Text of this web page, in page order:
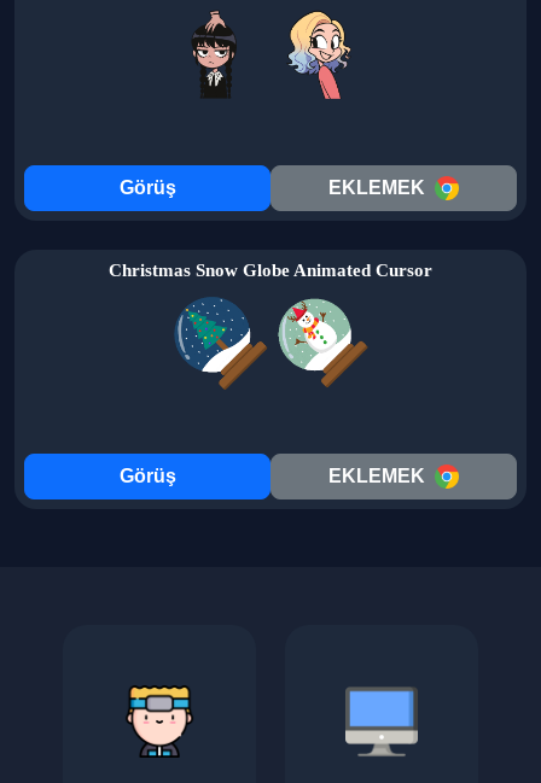
Görüş EKLEMEK
Christmas Snow Globe Animated Cursor
Görüş EKLEMEK